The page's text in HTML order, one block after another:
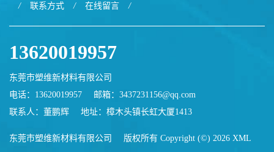
/ 联系方式 / 在线留言 /
13620019957
东莞市塑维新材料有限公司
电话：13620019957
邮箱： 3437231156@qq.com
联系人：董鹏辉
地址：樟木头镇长虹大厦1413
东莞市塑维新材料有限公司 版权所有 Copyright (©) 2026 XML